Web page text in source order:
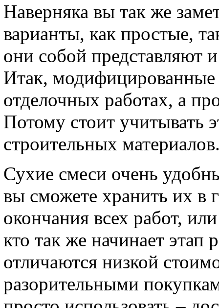
Наверняка вы так же
варианты, как простые,
они собой представляют
Итак, модифицированные
отделочных работах, а
Потому стоит учитывать
строительных
Сухие смеси очень
вы сможете хранить их в
окончания всех работ,
кто так же начинает
отличаются низкой
разорительными